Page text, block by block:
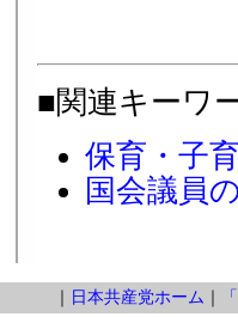
■関連キーワ
保育・子
国会議員
日本共産党ホーム